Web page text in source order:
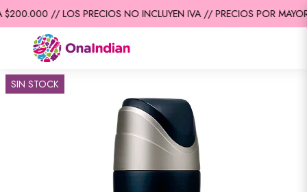
// LOS PRECIOS NO INCLUYEN IVA // PRECIOS POR
SIN STOCK